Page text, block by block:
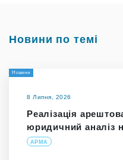
Новини по темі
Новини
8 Липня, 2026
Реалізація
юридичний аналіз
АРМА